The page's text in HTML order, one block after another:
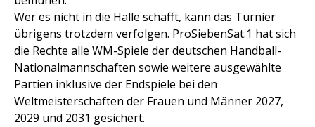
Wer es nicht in die Halle schafft, kann das Turnier
übrigens trotzdem verfolgen. ProSiebenSat.1 hat sich
die Rechte alle WM-Spiele der deutschen Handball-
Nationalmannschaften sowie weitere ausgewählte
Partien inklusive der Endspiele bei den
Weltmeisterschaften der Frauen und Männer 2027,
2029 und 2031 gesichert.